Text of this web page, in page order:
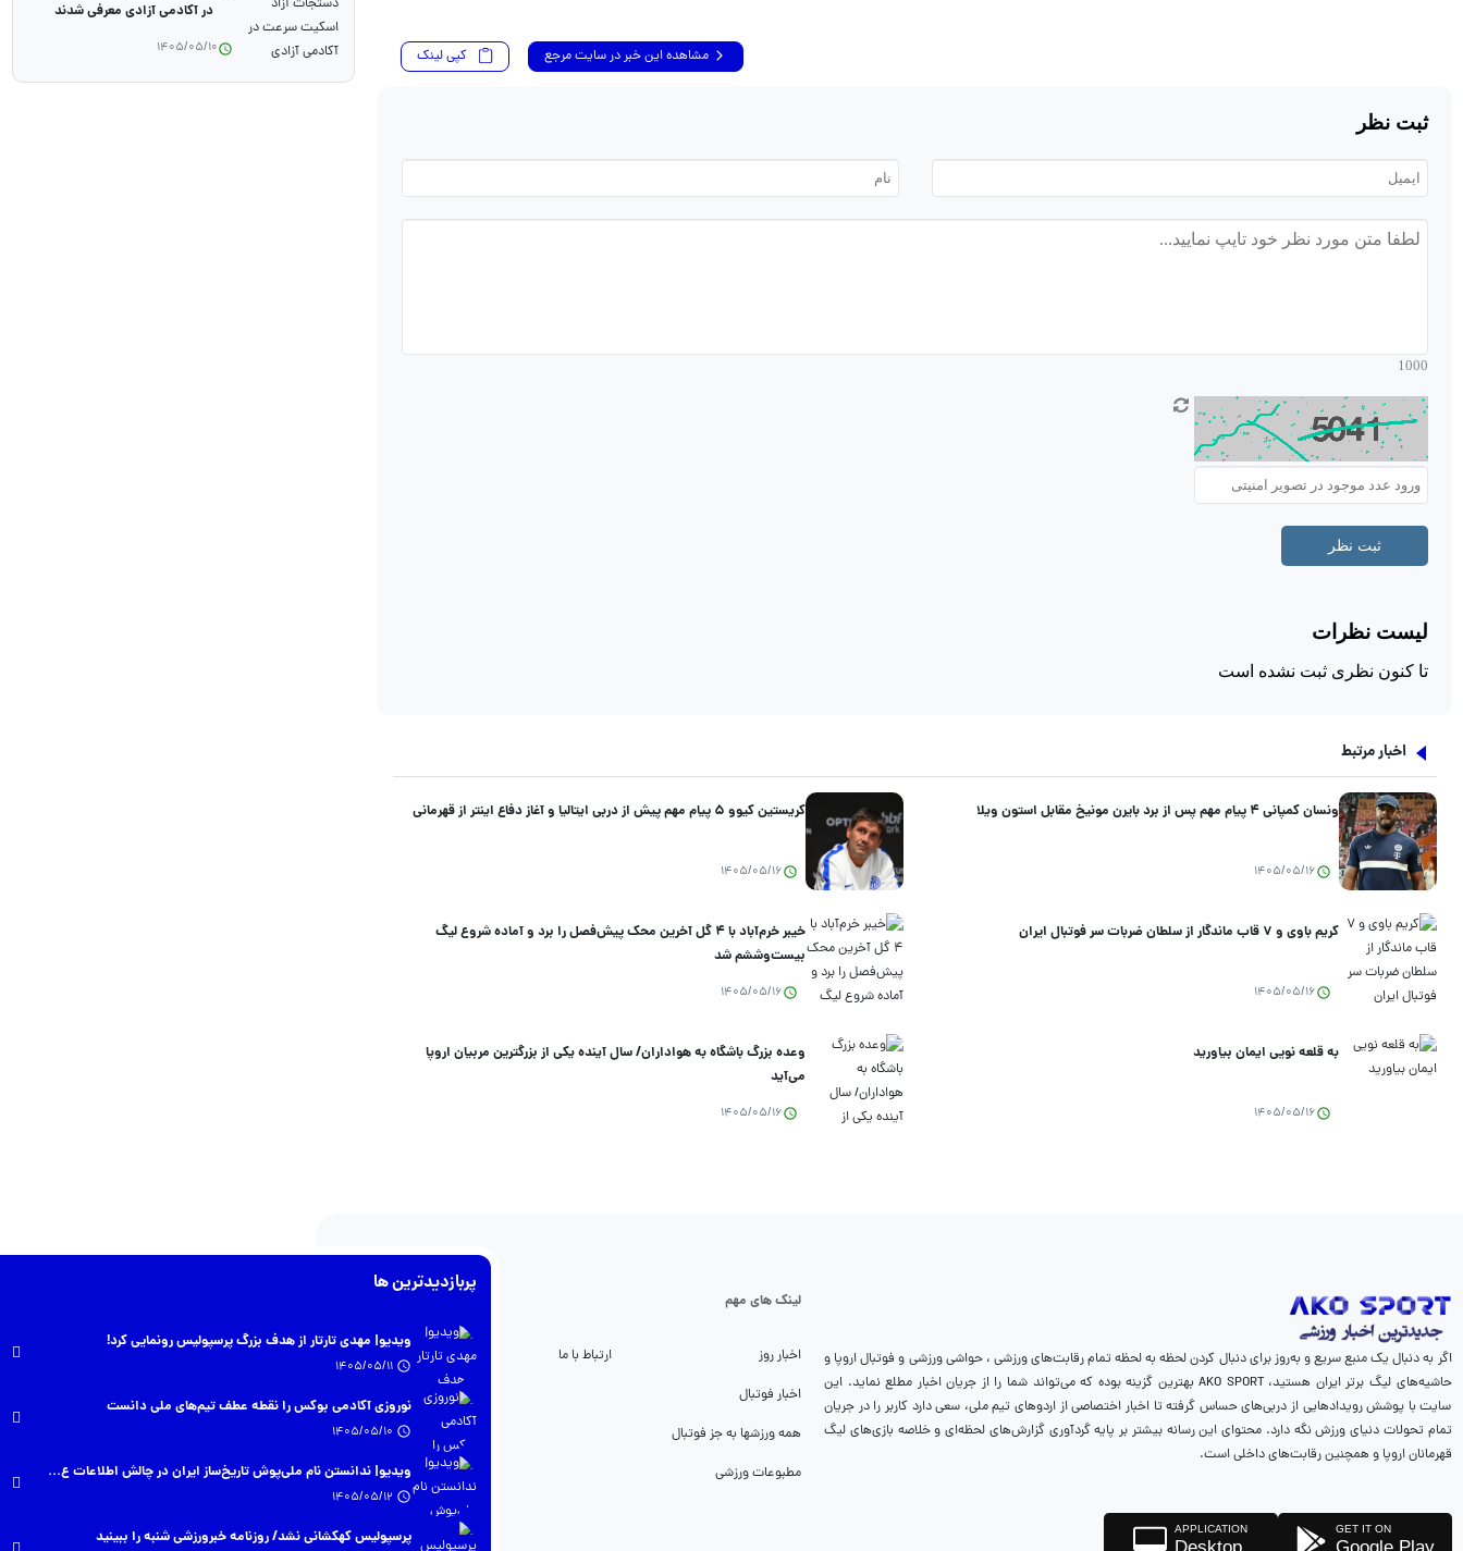
مشاهده این خبر در سایت مرجع کپی لینک
اخبار مرتبط
ونسان کمپانی ۴ پیام مهم پس از برد بایرن مونیخ مقابل استون ویلا
1405/05/16
کریستین کیوو ۵ پیام مهم پیش از دربی ایتالیا و آغاز دفاع اینتر از قهرمانی
1405/05/16
کریم باوی و ۷ قاب ماندگار از سلطان ضربات سر فوتبال ایران
1405/05/16
خیبر خرم‌آباد با ۴ گل آخرین محک پیش‌فصل را برد و آماده شروع لیگ
بیست‌وششم شد
1405/05/16
به قلعه نویی ایمان بیاورید
1405/05/16
وعده بزرگ باشگاه به هواداران/ سال آینده یکی از بزرگترین مربیان اروپا
می‌آید
1405/05/16
در آکادمی آزادی معرفی شدند
1405/05/10
اگر به دنبال یک منبع سریع و به‌روز برای دنبال کردن لحظه به لحظه تمام رقابت‌های ورزشی ، حواشی ورزشی و فوتبال اروپا و
حاشیه‌های لیگ برتر ایران هستید، AKO SPORT بهترین گزینه بوده که می‌تواند شما را از جریان اخبار مطلع نماید. این
سایت با پوشش رویدادهایی از دربی‌های حساس گرفته تا اخبار اختصاصی از اردوهای تیم ملی، سعی دارد کاربر را در جریان
تمام تحولات دنیای ورزش نگه دارد. محتوای این رسانه بیشتر بر پایه گردآوری گزارش‌های لحظه‌ای و خلاصه بازی‌های لیگ
قهرمانان اروپا و همچنین رقابت‌های داخلی است.
GET IT ON
APPLICATION
لینک های مهم
اخبار روز
اخبار فوتبال
همه ورزشها به جز فوتبال
مطبوعات ورزشی
ارتباط با ما
پربازدیدترین ها
ویدیو| مهدی تارتار از هدف بزرگ پرسپولیس رونمایی کرد!
1405/05/11
نوروزی آکادمی بوکس را نقطه عطف تیم‌های ملی دانست
ویدیو| ندانستن نام ملی‌پوش تاریخ‌ساز ایران در چالش اطلاعات ع...
پرسپولیس کهکشانی نشد/ روزنامه خبرورزشی شنبه را ببینید